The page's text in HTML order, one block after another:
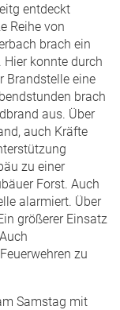
entdeckt
Reihe von
brach ein
konnte durch
Brandstelle eine
brach
aus. Über
auch Kräfte
zu einer
Forst. Auch
alarmiert. Über
größerer Einsatz
zu
Samstag mit